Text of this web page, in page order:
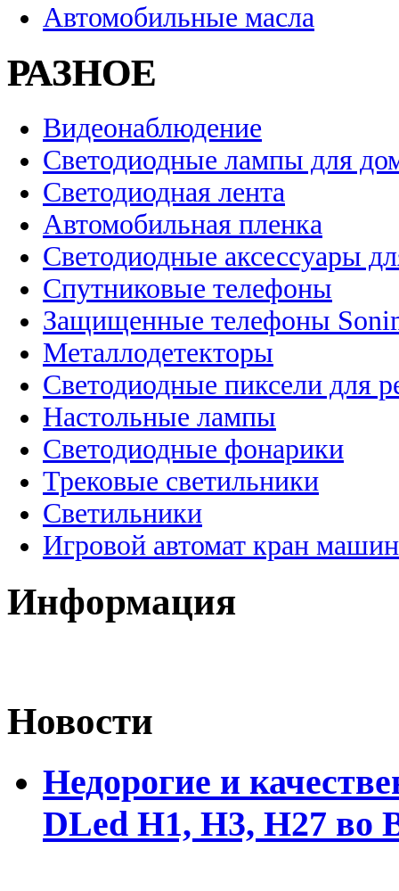
Автомобильные масла
РАЗНОЕ
Видеонаблюдение
Светодиодные лампы для
Светодиодная лента
Автомобильная пленка
Светодиодные аксессуары
Спутниковые телефоны
Защищенные телефоны
Металлодетекторы
Светодиодные пиксели для
Настольные лампы
Светодиодные фонарики
Трековые светильники
Светильники
Игровой автомат кран
Информация
Новости
Недорогие и
DLed Н1, Н3, Н27 во